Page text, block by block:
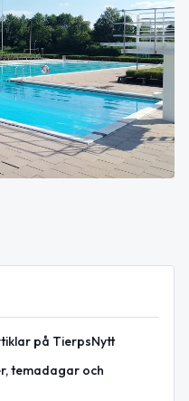
på TierpsNytt
temadagar och